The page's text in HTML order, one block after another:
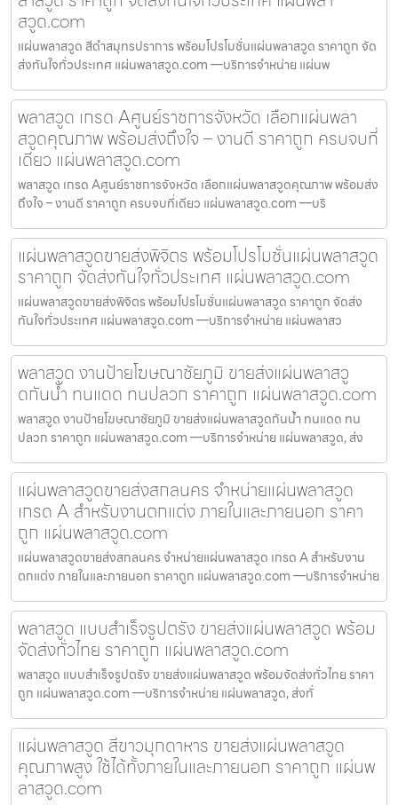
สวูด.com
แผ่นพลาสวูด สีดำสมุทรปราการ พร้อมโปรโมชั่นแผ่นพลาสวูด ราคาถูก จัด
ส่งทันใจทั่วประเทศ แผ่นพลาสวูด.com —บริการจำหน่าย แผ่นพ
พลาสวูด เกรด Aศูนย์ราชการจังหวัด เลือกแผ่นพลา
สวูดคุณภาพ พร้อมส่งถึงใจ – งานดี ราคาถูก ครบจบที่
เดียว แผ่นพลาสวูด.com
พลาสวูด เกรด Aศูนย์ราชการจังหวัด เลือกแผ่นพลาสวูดคุณภาพ พร้อมส่ง
ถึงใจ – งานดี ราคาถูก ครบจบที่เดียว แผ่นพลาสวูด.com —บริ
แผ่นพลาสวูดขายส่งพิจิตร พร้อมโปรโมชั่นแผ่นพลาสวูด
ราคาถูก จัดส่งทันใจทั่วประเทศ แผ่นพลาสวูด.com
แผ่นพลาสวูดขายส่งพิจิตร พร้อมโปรโมชั่นแผ่นพลาสวูด ราคาถูก จัดส่ง
ทันใจทั่วประเทศ แผ่นพลาสวูด.com —บริการจำหน่าย แผ่นพลาสว
พลาสวูด งานป้ายโฆษณาชัยภูมิ ขายส่งแผ่นพลาสวู
ดกันน้ำ ทนแดด ทนปลวก ราคาถูก แผ่นพลาสวูด.com
พลาสวูด งานป้ายโฆษณาชัยภูมิ ขายส่งแผ่นพลาสวูดกันน้ำ ทนแดด ทน
ปลวก ราคาถูก แผ่นพลาสวูด.com —บริการจำหน่าย แผ่นพลาสวูด, ส่ง
แผ่นพลาสวูดขายส่งสกลนคร จำหน่ายแผ่นพลาสวูด
เกรด A สำหรับงานตกแต่ง ภายในและภายนอก ราคา
ถูก แผ่นพลาสวูด.com
แผ่นพลาสวูดขายส่งสกลนคร จำหน่ายแผ่นพลาสวูด เกรด A สำหรับงาน
ตกแต่ง ภายในและภายนอก ราคาถูก แผ่นพลาสวูด.com —บริการจำหน่าย
พลาสวูด แบบสำเร็จรูปตรัง ขายส่งแผ่นพลาสวูด พร้อม
จัดส่งทั่วไทย ราคาถูก แผ่นพลาสวูด.com
พลาสวูด แบบสำเร็จรูปตรัง ขายส่งแผ่นพลาสวูด พร้อมจัดส่งทั่วไทย ราคา
ถูก แผ่นพลาสวูด.com —บริการจำหน่าย แผ่นพลาสวูด, ส่งทั่
แผ่นพลาสวูด สีขาวมุกดาหาร ขายส่งแผ่นพลาสวูด
คุณภาพสูง ใช้ได้ทั้งภายในและภายนอก ราคาถูก แผ่นพ
ลาสวูด.com